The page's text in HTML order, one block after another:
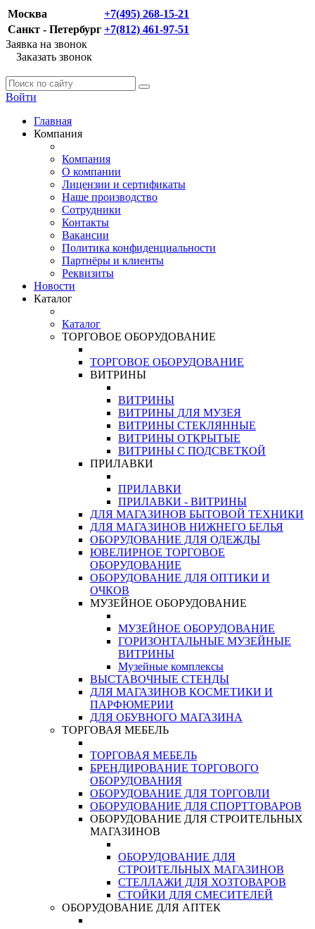
Москва
+7(495) 268-15-21
Санкт - Петербург +7(812) 461-97-51
Заявка на звонок
Заказать звонок
Войти
Главная
Компания
Компания
О компании
Лицензии и сертификаты
Наше производство
Сотрудники
Контакты
Вакансии
Политика конфиденциальности
Партнёры и клиенты
Реквизиты
Новости
Каталог
Каталог
ТОРГОВОЕ ОБОРУДОВАНИЕ
ТОРГОВОЕ ОБОРУДОВАНИЕ
ВИТРИНЫ
ВИТРИНЫ
ВИТРИНЫ ДЛЯ МУЗЕЯ
ВИТРИНЫ СТЕКЛЯННЫЕ
ВИТРИНЫ ОТКРЫТЫЕ
ВИТРИНЫ С ПОДСВЕТКОЙ
ПРИЛАВКИ
ПРИЛАВКИ
ПРИЛАВКИ - ВИТРИНЫ
ДЛЯ МАГАЗИНОВ БЫТОВОЙ ТЕХНИКИ
ДЛЯ МАГАЗИНОВ НИЖНЕГО БЕЛЬЯ
ОБОРУДОВАНИЕ ДЛЯ ОДЕЖДЫ
ЮВЕЛИРНОЕ ТОРГОВОЕ
ОБОРУДОВАНИЕ
ОБОРУДОВАНИЕ ДЛЯ ОПТИКИ И
ОЧКОВ
МУЗЕЙНОЕ ОБОРУДОВАНИЕ
МУЗЕЙНОЕ ОБОРУДОВАНИЕ
ГОРИЗОНТАЛЬНЫЕ МУЗЕЙНЫЕ
ВИТРИНЫ
Музейные комплексы
ВЫСТАВОЧНЫЕ СТЕНДЫ
ДЛЯ МАГАЗИНОВ КОСМЕТИКИ И
ПАРФЮМЕРИИ
ДЛЯ ОБУВНОГО МАГАЗИНА
ТОРГОВАЯ МЕБЕЛЬ
ТОРГОВАЯ МЕБЕЛЬ
БРЕНДИРОВАНИЕ ТОРГОВОГО
ОБОРУДОВАНИЯ
ОБОРУДОВАНИЕ ДЛЯ ТОРГОВЛИ
ОБОРУДОВАНИЕ ДЛЯ СПОРТТОВАРОВ
ОБОРУДОВАНИЕ ДЛЯ СТРОИТЕЛЬНЫХ
МАГАЗИНОВ
ОБОРУДОВАНИЕ ДЛЯ
СТРОИТЕЛЬНЫХ МАГАЗИНОВ
СТЕЛЛАЖИ ДЛЯ ХОЗТОВАРОВ
СТОЙКИ ДЛЯ СМЕСИТЕЛЕЙ
ОБОРУДОВАНИЕ ДЛЯ АПТЕК